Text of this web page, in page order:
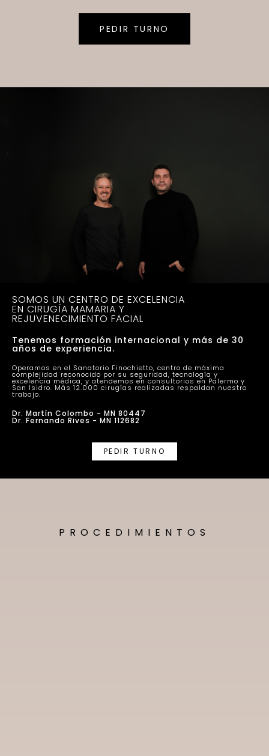
PEDIR TURNO
SOMOS UN CENTRO DE EXCELENCIA
EN CIRUGÍA MAMARIA Y
REJUVENECIMIENTO FACIAL
Tenemos formación internacional y más de 30
años de experiencia.
Operamos en el Sanatorio Finochietto, centro de máxima
complejidad reconocido por su seguridad, tecnología y
excelencia médica, y atendemos en consultorios en Palermo y
San Isidro. Más 12.000 cirugías realizadas respaldan nuestro
trabajo.
Dr. Martín Colombo - MN 80447
Dr. Fernando Rives - MN 112682
PEDIR TURNO
PROCEDIMIENTOS